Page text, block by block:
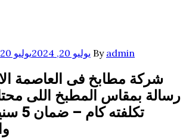
يوليو 20, 2024 يوليو 20, 2024 By admin
شركة مطابخ فى العاصمة
رسالة بمقاس المطبخ اللى